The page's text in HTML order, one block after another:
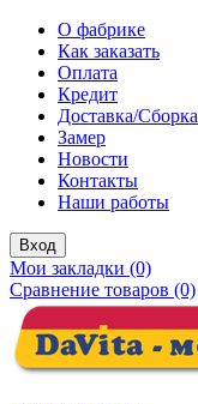
О фабрике
Как заказать
Оплата
Кредит
Доставка/Сборка
Замер
Новости
Контакты
Наши работы
Вход
Мои закладки (0)
Сравнение товаров (0)